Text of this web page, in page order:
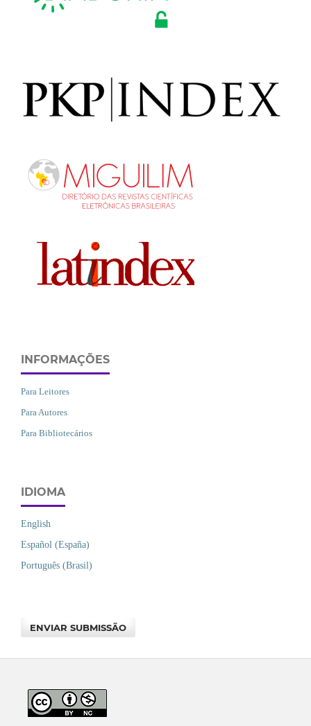
INFORMAÇÕES
Para Leitores
Para Autores
Para Bibliotecários
IDIOMA
English
Español (España)
Português (Brasil)
ENVIAR SUBMISSÃO